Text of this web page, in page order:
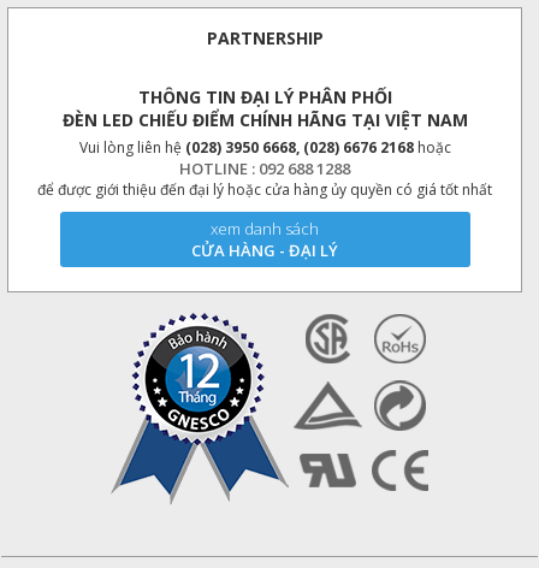
PARTNERSHIP
THÔNG TIN ĐẠI LÝ PHÂN PHỐI
ĐÈN LED CHIẾU ĐIỂM CHÍNH HÃNG TẠI VIỆT NAM
Vui lòng liên hệ (028) 3950 6668, (028) 6676 2168hoặc
HOTLINE : 092 688 1288
để được giới thiệu đến đại lý hoặc cửa hàng ủy quyền có giá tốt nhất
xem danh sách
CỬA HÀNG - ĐẠI LÝ